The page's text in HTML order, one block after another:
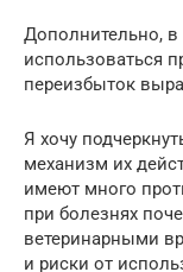
Дополнительно, в
использоваться
переизбыток
Я хочу
механизм их
имеют много
при болезнях
ветеринарными
и риски от